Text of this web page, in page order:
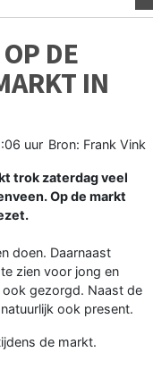
DE
IN
uur Bron: Frank Vink
trok zaterdag veel
Op de markt
doen. Daarnaast
zien voor jong en
ook gezorgd. Naast de
ook present.
de markt.